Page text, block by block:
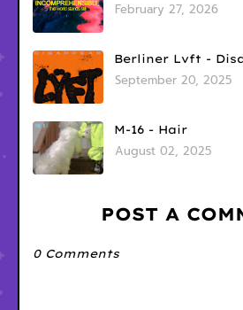
February 27, 2026
Berliner Lvft -
September 20, 2025
M-16 - Hair
August 02, 2025
POST A
0 Comments